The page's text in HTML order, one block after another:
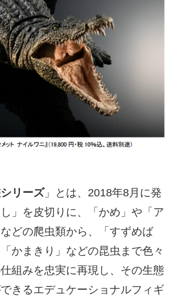
リーズ」とは、2018年8月に発
」を皮切りに、「かめ」や「ア
どの爬虫類から、「すずめば
かまきり」などの昆虫まで色々
組みを忠実に再現し、その生態
きるエデュケーショナルフィギ